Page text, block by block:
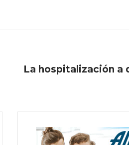
La hospitalización a